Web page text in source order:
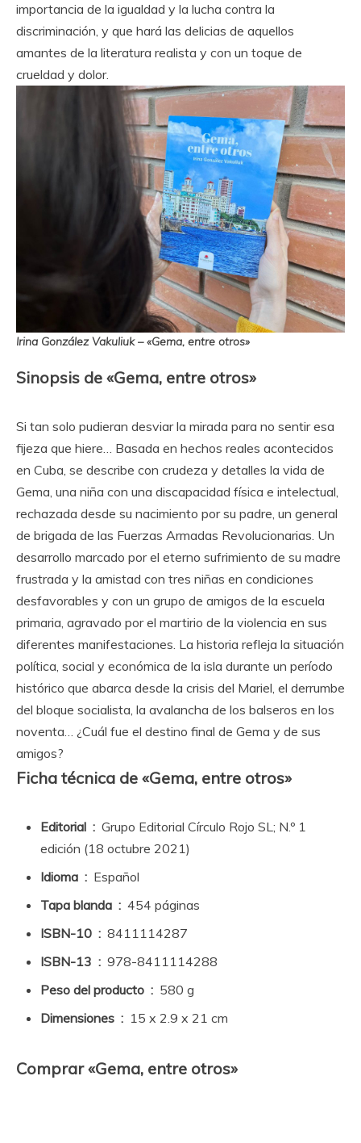
importancia de la igualdad y la lucha contra la
discriminación, y que hará las delicias de aquellos
amantes de la literatura realista y con un toque de
crueldad y dolor.
Irina González Vakuliuk – «Gema, entre otros»
Sinopsis de «Gema, entre otros»
Si tan solo pudieran desviar la mirada para no sentir esa
fijeza que hiere… Basada en hechos reales acontecidos
en Cuba, se describe con crudeza y detalles la vida de
Gema, una niña con una discapacidad física e intelectual,
rechazada desde su nacimiento por su padre, un general
de brigada de las Fuerzas Armadas Revolucionarias. Un
desarrollo marcado por el eterno sufrimiento de su madre
frustrada y la amistad con tres niñas en condiciones
desfavorables y con un grupo de amigos de la escuela
primaria, agravado por el martirio de la violencia en sus
diferentes manifestaciones. La historia refleja la situación
política, social y económica de la isla durante un período
histórico que abarca desde la crisis del Mariel, el derrumbe
del bloque socialista, la avalancha de los balseros en los
noventa… ¿Cuál fue el destino final de Gema y de sus
amigos?
Ficha técnica de «Gema, entre otros»
Editorial ‏ : ‎ Grupo Editorial Círculo Rojo SL; N.º 1
edición (18 octubre 2021)
Idioma ‏ : ‎ Español
Tapa blanda ‏ : ‎ 454 páginas
ISBN-10 ‏ : ‎ 8411114287
ISBN-13 ‏ : ‎ 978-8411114288
Peso del producto ‏ : ‎ 580 g
Dimensiones ‏ : ‎ 15 x 2.9 x 21 cm
Comprar «Gema, entre otros»